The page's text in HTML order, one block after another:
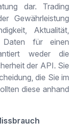
dar. Trading
Gewährleistung
Aktualität,
Daten für einen
weder die
der API. Sie
die Sie im
diese anhand